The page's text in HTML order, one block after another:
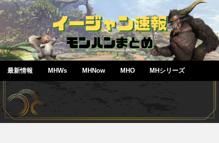
最新情報 MHWs MHNow MHO MHシリーズ